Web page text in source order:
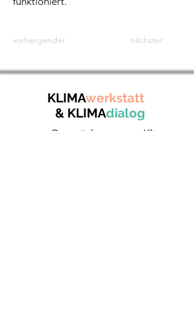
vorhergender nächster
KLIMAwerkstatt
& KLIMAdialog
gute Gespräche - gutes Klima